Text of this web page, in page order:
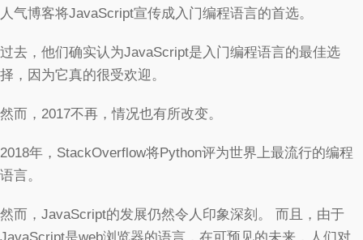
人气博客将JavaScript宣传成入门编程语言的首选。
过去，他们确实认为JavaScript是入门编程语言的最佳选
择，因为它真的很受欢迎。
然而，2017不再，情况也有所改变。
2018年，StackOverflow将Python评为世界上最流行的编程
语言。
然而，JavaScript的发展仍然令人印象深刻。 而且，由于